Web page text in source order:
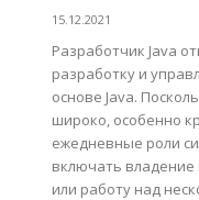
15.12.2021
Разработчик Java
разработку и
основе Java.
широко, особенно
ежедневные роли
включать
или работу над